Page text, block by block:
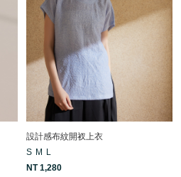
設計感布紋開衩上衣
S M L
NT 1,280